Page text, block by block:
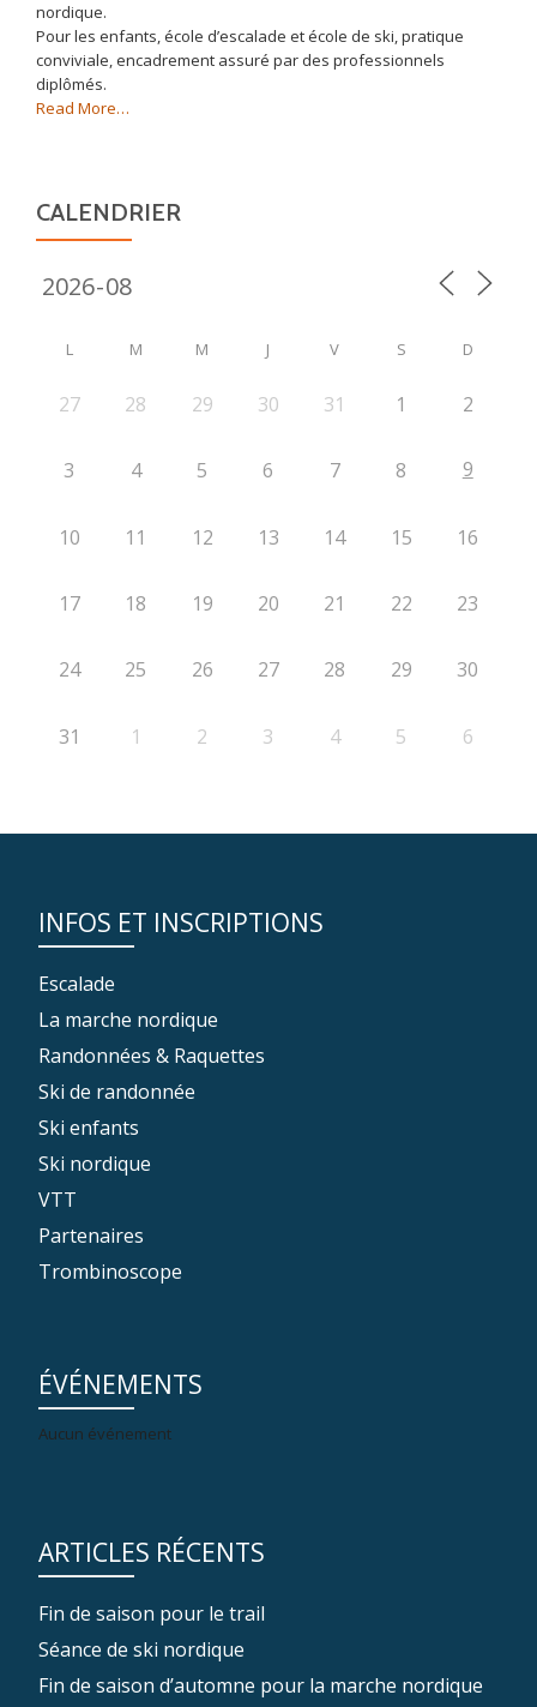
nordique.
Pour les enfants, école d’escalade et école de ski, pratique
conviviale, encadrement assuré par des professionnels
diplômés.
Read Moreabout
…
CALENDRIER
L M M J V S D
27 28 29 30 31 1 2
3 4 5 6 7 8 9
10 11 12 13 14 15 16
17 18 19 20 21 22 23
24 25 26 27 28 29 30
31 1 2 3 4 5 6
INFOS ET INSCRIPTIONS
Escalade
La marche nordique
Randonnées & Raquettes
Ski de randonnée
Ski enfants
Ski nordique
VTT
Partenaires
Trombinoscope
ÉVÉNEMENTS
Aucun événement
ARTICLES RÉCENTS
Fin de saison pour le trail
Séance de ski nordique
Fin de saison d’automne pour la marche nordique